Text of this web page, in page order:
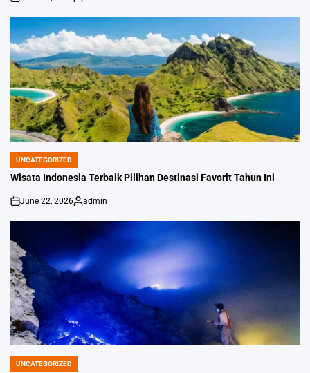
on
Posted
POSTED
IN
UNCATEGORIZED
Wisata Indonesia Terbaik Pilihan Destinasi Favorit Tahun Ini
on
June 22, 2026
Posted
admin
POSTED
UNCATEGORIZED